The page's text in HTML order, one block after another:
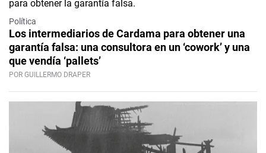
Política
Los intermediarios de Cardama para obtener una
garantía falsa: una consultora en un ‘cowork’ y una
que vendía ‘pallets’
POR GUILLERMO DRAPER